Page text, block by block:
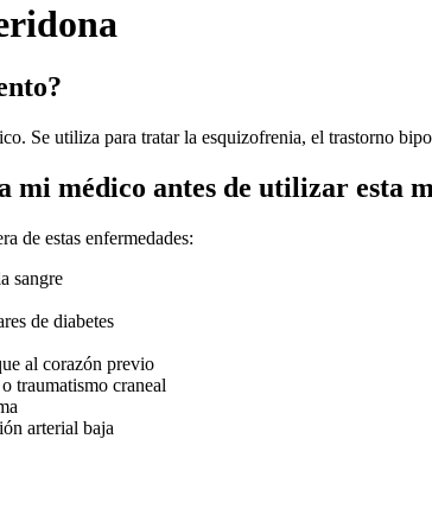
Se utiliza para tratar la esquizofrenia, el trastorno
mi médico antes de utilizar esta
de estas enfermedades:
sangre
de diabetes
al corazón previo
traumatismo craneal
arterial baja